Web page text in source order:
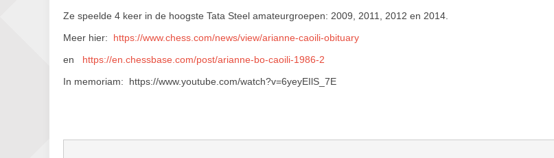
Ze speelde 4 keer in de hoogste Tata Steel amateurgroepen: 2009, 2011, 2012 en 2014.
Meer hier: https://www.chess.com/news/view/arianne-caoili-obituary
en https://en.chessbase.com/post/arianne-bo-caoili-1986-2
In memoriam: https://www.youtube.com/watch?v=6yeyEIlS_7E